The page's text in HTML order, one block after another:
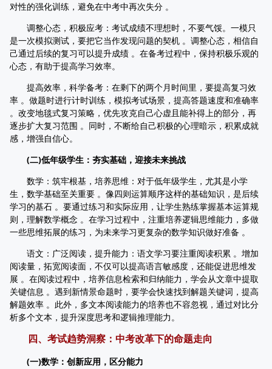
对性的强化训练，避免在中考中再次失分 。
调整心态，积极应考：考试成绩不理想时，不要气馁。一模只
是一次模拟测试，要把它当作发现问题的契机 。调整心态，相信自
己通过后续的复习可以提升成绩 。在备考过程中，保持积极乐观的
心态，有助于提高学习效率。
提高效率，科学备考：在剩下的两个月时间里，要提高复习效
率 。做题时进行计时训练，模拟考试场景，提高答题速度和准确率
。改变地毯式复习策略，优先攻克自己心虚且能补得上的部分，再
逐步扩大复习范围 。同时，不断给自己积极的心理暗示，积累成就
感，增强自信心。
(二)低年级学生：夯实基础，迎接未来挑战
数学：筑牢根基，培养思维：对于低年级学生，尤其是小学
生，数学基础至关重要 。像四则运算顺序这样的基础知识，是后续
学习的基石 。要通过练习和实际应用，让学生熟练掌握基本运算规
则，理解数学概念 。在学习过程中，注重培养逻辑思维能力，多做
一些思维拓展的练习，为未来学习更复杂的数学知识做好准备 。
语文：广泛阅读，提升能力：语文学习要注重阅读积累 。增加
阅读量，拓宽阅读面，不仅可以提高语言敏感度，还能促进思维发
展 。在阅读过程中，培养信息检索和归纳能力，学会从文章中提取
关键信息 。遇到新情景命题时，要学会快速找到解题关键词，提高
解题效率 。此外，多文本阅读能力的培养也不容忽视，通过对比分
析多个文本，提升深度思考和逻辑推理能力。
四、考试趋势洞察：中考改革下的命题走向
(一)数学：创新应用，区分能力